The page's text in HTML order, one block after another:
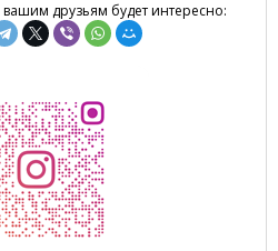
друзьям будет интересно: